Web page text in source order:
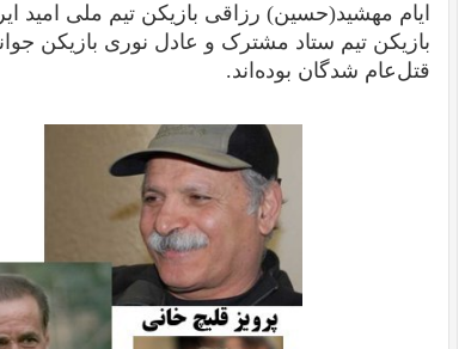
ایام مهشید(حسین) رزاقی بازیکن تیم ملی امید
بازیکن تیم ستاد مشترک و عادل نوری بازیکن
قتل‌عام شدگان بوده‌اند.